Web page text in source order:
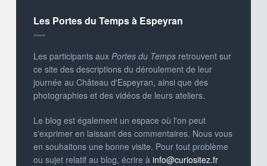
Les Portes du Temps à Espeyran
Les participants aux Portes du Temps retrouvent sur
ce site des descriptions du déroulement de leur
journée au Château d'Espeyran, ainsi que des
photographies et des vidéos de leurs ateliers.
Le blog est également un espace où l'on peut
s'exprimer en laissant des commentaires. Nous vous
en souhaitons une bonne visite. Pour tout problème
ou sujet relatif au blog, écrire àinfo@curiositez.fr